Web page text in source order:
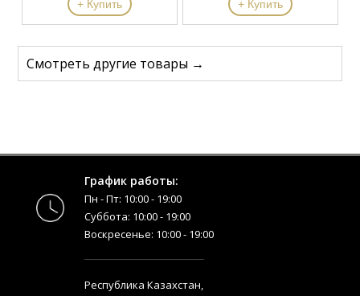
+ Купить + Купить
Смотреть другие товары →
График работы:
Пн - Пт: 10:00 - 19:00
Суббота: 10:00 - 19:00
Воскресенье: 10:00 - 19:00
Республика Казахстан,